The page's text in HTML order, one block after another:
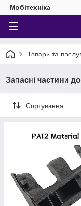
Мобітехніка
Товари та
Запасні частини
Сортування